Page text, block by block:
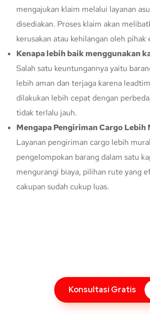
mengajukan klaim melalui layanan
disediakan. Proses klaim akan
kerusakan atau kehilangan oleh pihak
Kenapa lebih baik menggunakan
Salah satu keuntungannya yaitu
lebih aman dan terjaga karena
dilakukan lebih cepat dengan
tidak terlalu jauh.
Mengapa Pengiriman Cargo Lebih
Layanan pengiriman cargo lebih
pengelompokan barang dalam satu
mengurangi biaya, pilihan rute yang
cakupan sudah cukup luas.
Konsultasi Gratis